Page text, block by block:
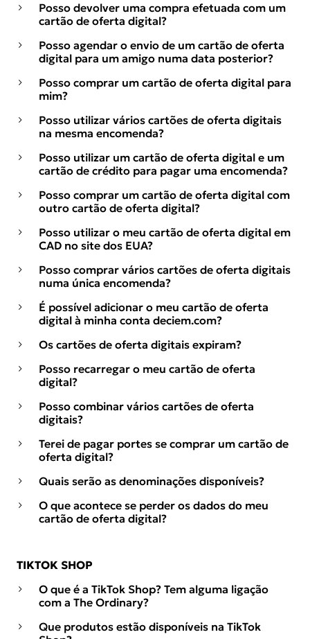
Posso devolver uma compra efetuada com um
cartão de oferta digital?
Posso agendar o envio de um cartão de oferta
digital para um amigo numa data posterior?
Posso comprar um cartão de oferta digital para
mim?
Posso utilizar vários cartões de oferta digitais
na mesma encomenda?
Posso utilizar um cartão de oferta digital e um
cartão de crédito para pagar uma encomenda?
Posso comprar um cartão de oferta digital com
outro cartão de oferta digital?
Posso utilizar o meu cartão de oferta digital em
CAD no site dos EUA?
Posso comprar vários cartões de oferta digitais
numa única encomenda?
É possível adicionar o meu cartão de oferta
digital à minha conta deciem.com?
Os cartões de oferta digitais expiram?
Posso recarregar o meu cartão de oferta
digital?
Posso combinar vários cartões de oferta
digitais?
Terei de pagar portes se comprar um cartão de
oferta digital?
Quais serão as denominações disponíveis?
O que acontece se perder os dados do meu
cartão de oferta digital?
TIKTOK SHOP
O que é a TikTok Shop? Tem alguma ligação
com a The Ordinary?
Que produtos estão disponíveis na TikTok